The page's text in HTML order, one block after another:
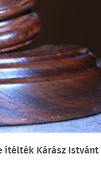
ítélték Kárász Istvánt